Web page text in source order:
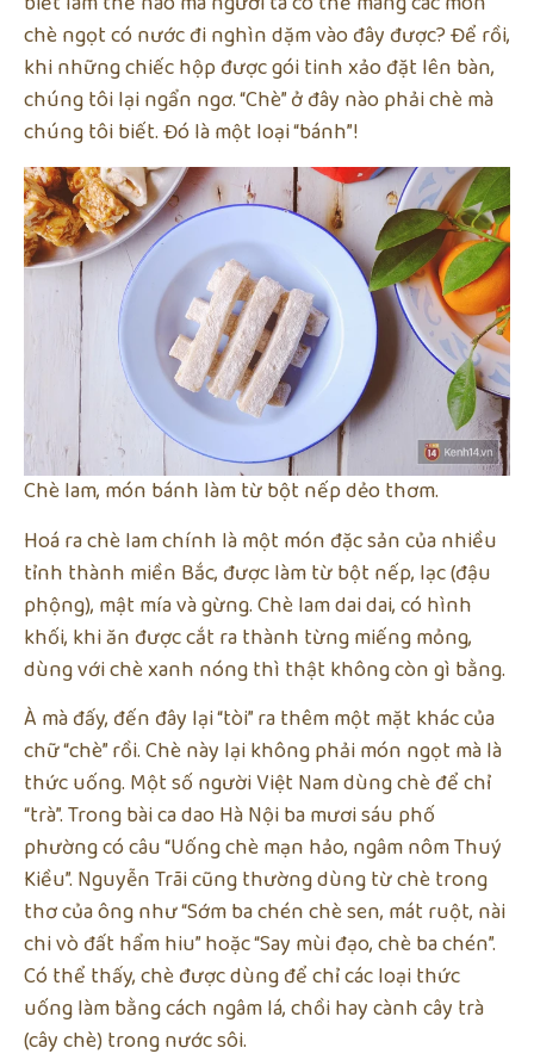
chè ngọt có nước đi nghìn dặm vào đây được? Để rồi,
khi những chiếc hộp được gói tinh xảo đặt lên bàn,
chúng tôi lại ngẩn ngơ. “Chè” ở đây nào phải chè mà
chúng tôi biết. Đó là một loại “bánh”!
Chè lam, món bánh làm từ bột nếp dẻo thơm.
Hoá ra chè lam chính là một món đặc sản của nhiều
tỉnh thành miền Bắc, được làm từ bột nếp, lạc (đậu
phộng), mật mía và gừng. Chè lam dai dai, có hình
khối, khi ăn được cắt ra thành từng miếng mỏng,
dùng với chè xanh nóng thì thật không còn gì bằng.
À mà đấy, đến đây lại “tòi” ra thêm một mặt khác của
chữ “chè” rồi. Chè này lại không phải món ngọt mà là
thức uống. Một số người Việt Nam dùng chè để chỉ
“trà”. Trong bài ca dao Hà Nội ba mươi sáu phố
phường có câu “Uống chè mạn hảo, ngâm nôm Thuý
Kiều”. Nguyễn Trãi cũng thường dùng từ chè trong
thơ của ông như “Sớm ba chén chè sen, mát ruột, nài
chi vò đất hẩm hiu” hoặc “Say mùi đạo, chè ba chén”.
Có thể thấy, chè được dùng để chỉ các loại thức
uống làm bằng cách ngâm lá, chồi hay cành cây trà
(cây chè) trong nước sôi.